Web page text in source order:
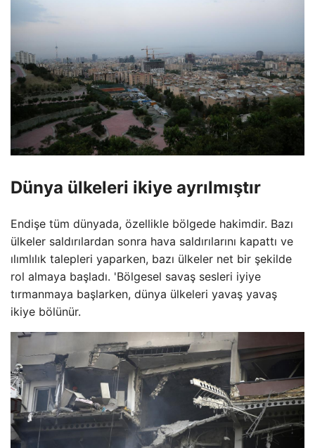
Dünya ülkeleri ikiye ayrılmıştır
Endişe tüm dünyada, özellikle bölgede hakimdir. Bazı
ülkeler saldırılardan sonra hava saldırılarını kapattı ve
ılımlılık talepleri yaparken, bazı ülkeler net bir şekilde
rol almaya başladı. 'Bölgesel savaş sesleri iyiye
tırmanmaya başlarken, dünya ülkeleri yavaş yavaş
ikiye bölünür.